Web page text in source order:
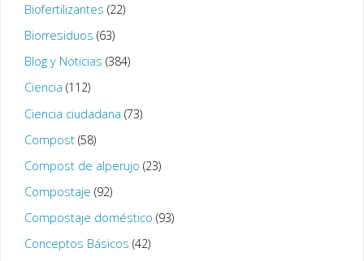
Biofertilizantes (22)
Biorresiduos (63)
Blog y Noticias (384)
Ciencia (112)
Ciencia ciudadana (73)
Compost(58)
Compost de alperujo (23)
Compostaje (92)
Compostaje doméstico (93)
Conceptos Básicos (42)